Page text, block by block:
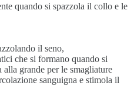
quando si spazzola il collo e le
il seno,
che si formano quando si
alla grande per le smagliature
sanguigna e stimola il